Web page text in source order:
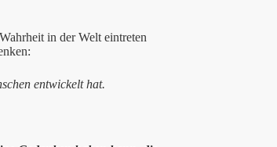
in der Welt eintreten
entwickelt hat.